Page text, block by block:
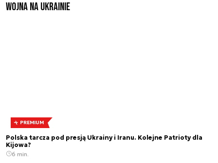
Wojna na Ukrainie
PREMIUM
Polska tarcza pod presją Ukrainy i Iranu. Kolejne Patrioty dla
Kijowa?
6 min.